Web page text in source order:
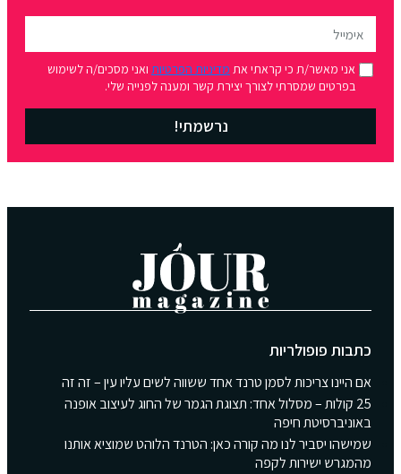
אני מאשר/ת כי קראתי את מדיניות הפרטיות ואני מסכים/ה לשימוש
בפרטים שמסרתי לצורך יצירת קשר ומענה לפנייה שלי.
נרשמתי!
כתבות פופולריות
אם היינו צריכות לסמן טרנד אחד ששווה לשים עליו עין – זה זה
25 קולות – מסלול אחד: תצוגת הגמר של החוג לעיצוב אופנה
באוניברסיטת חיפה
שמישהו יסביר לנו מה קורה כאן: הטרנד הלוהט שמוציא אותנו
מהמגרש ישירות לקפה